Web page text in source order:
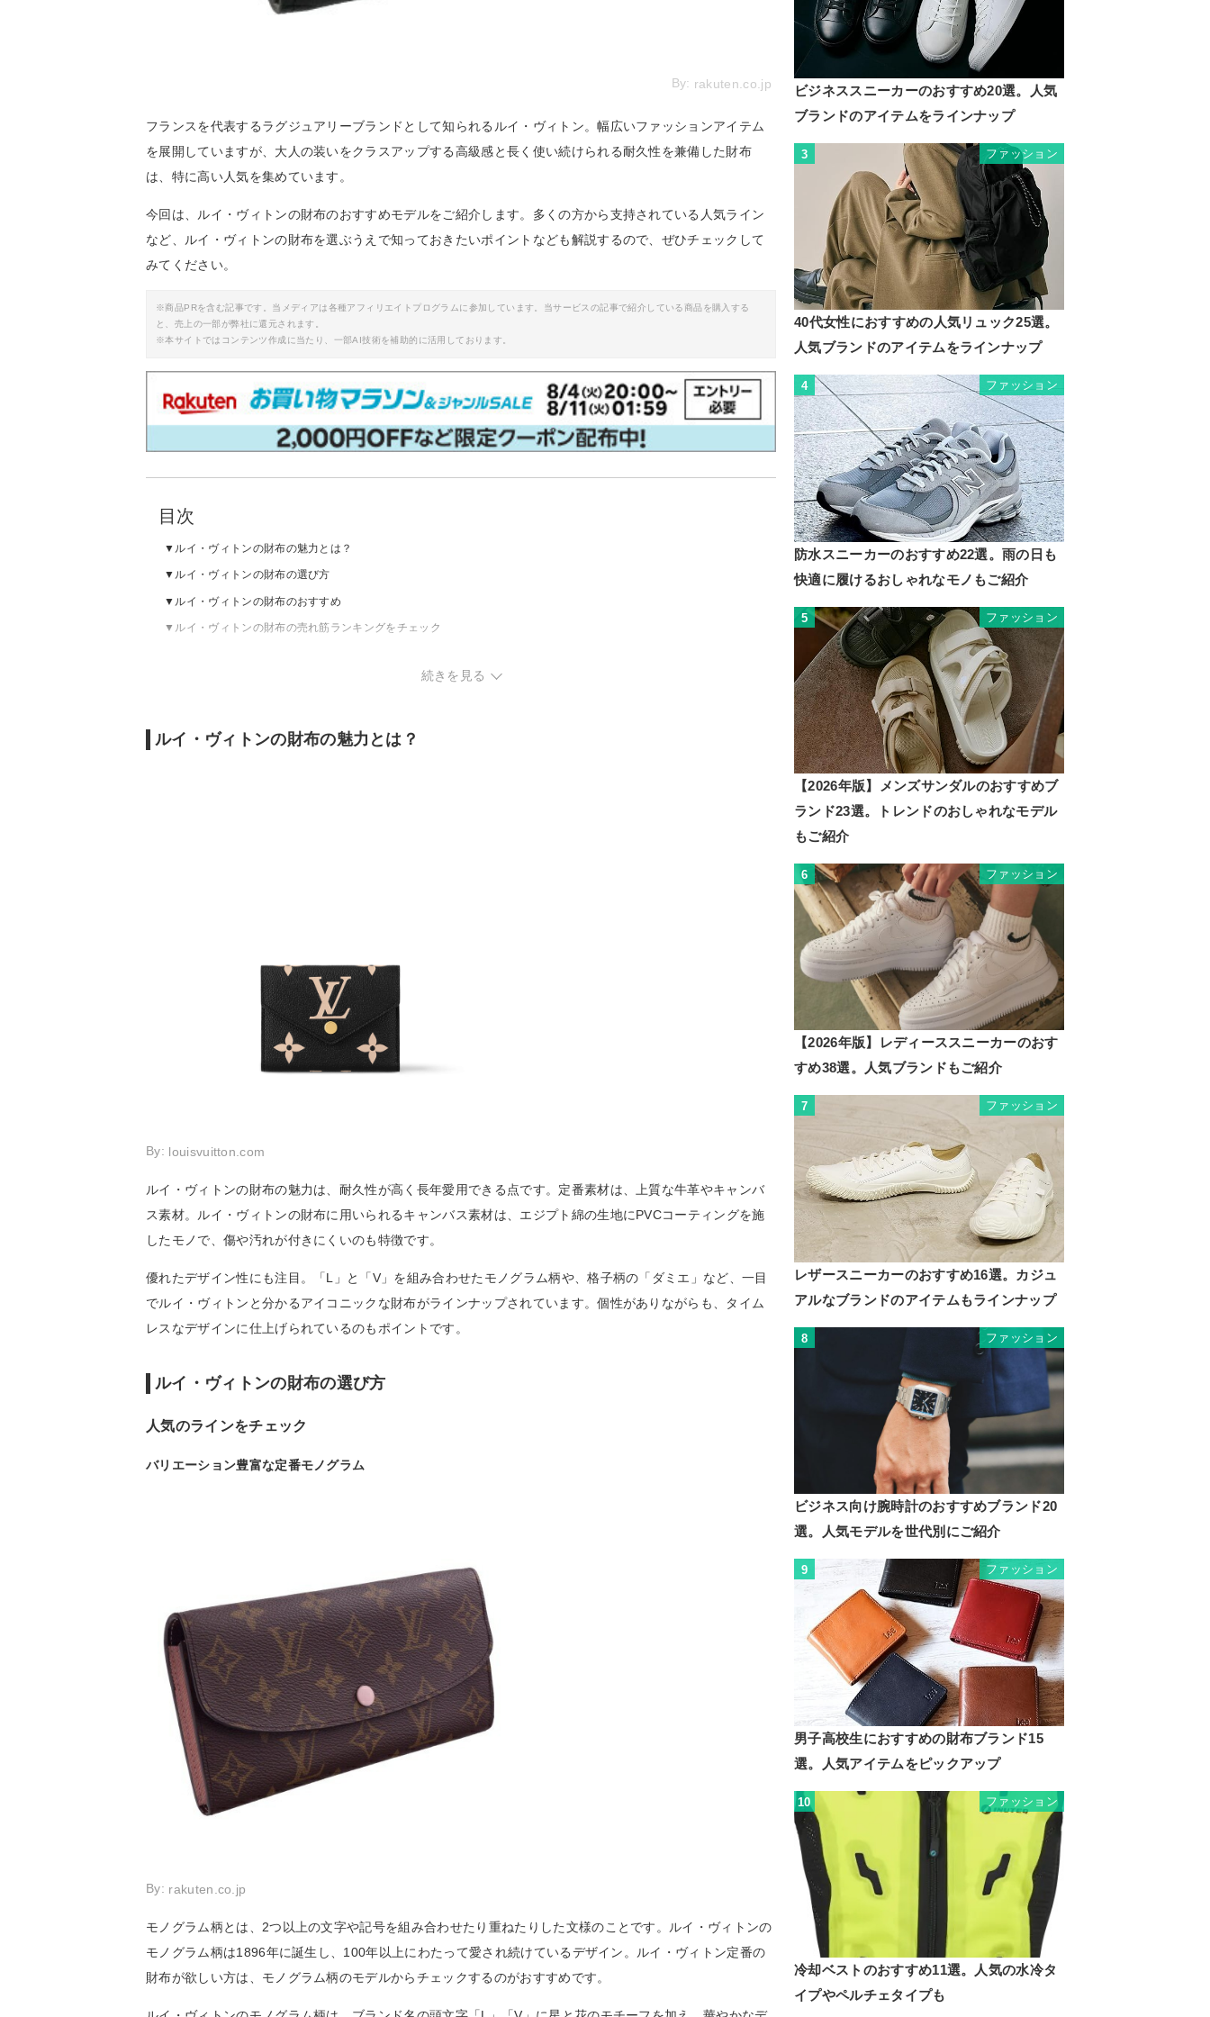
By: rakuten.co.jp
フランスを代表するラグジュアリーブランドとして知られるルイ・ヴィトン。幅広いファッションアイテム
を展開していますが、大人の装いをクラスアップする高級感と長く使い続けられる耐久性を兼備した財布
は、特に高い人気を集めています。
今回は、ルイ・ヴィトンの財布のおすすめモデルをご紹介します。多くの方から支持されている人気ライン
など、ルイ・ヴィトンの財布を選ぶうえで知っておきたいポイントなども解説するので、ぜひチェックして
みてください。
※商品PRを含む記事です。当メディアは各種アフィリエイトプログラムに参加しています。当サービスの記事で紹介している商品を購入する
と、売上の一部が弊社に還元されます。
※本サイトではコンテンツ作成に当たり、一部AI技術を補助的に活用しております。
目次
ルイ・ヴィトンの財布の魅力とは？
ルイ・ヴィトンの財布の選び方
ルイ・ヴィトンの財布のおすすめ
ルイ・ヴィトンの財布の売れ筋ランキングをチェック
続きを見る
ルイ・ヴィトンの財布の魅力とは？
By: louisvuitton.com
ルイ・ヴィトンの財布の魅力は、耐久性が高く長年愛用できる点です。定番素材は、上質な牛革やキャンバ
ス素材。ルイ・ヴィトンの財布に用いられるキャンバス素材は、エジプト綿の生地にPVCコーティングを施
したモノで、傷や汚れが付きにくいのも特徴です。
優れたデザイン性にも注目。「L」と「V」を組み合わせたモノグラム柄や、格子柄の「ダミエ」など、一目
でルイ・ヴィトンと分かるアイコニックな財布がラインナップされています。個性がありながらも、タイム
レスなデザインに仕上げられているのもポイントです。
ルイ・ヴィトンの財布の選び方
人気のラインをチェック
バリエーション豊富な定番モノグラム
By: rakuten.co.jp
モノグラム柄とは、2つ以上の文字や記号を組み合わせたり重ねたりした文様のことです。ルイ・ヴィトンの
モノグラム柄は1896年に誕生し、100年以上にわたって愛され続けているデザイン。ルイ・ヴィトン定番の
財布が欲しい方は、モノグラム柄のモデルからチェックするのがおすすめです。
ビジネススニーカーのおすすめ20選。人気
ブランドのアイテムをラインナップ
3 ファッション
40代女性におすすめの人気リュック25選。
人気ブランドのアイテムをラインナップ
4 ファッション
防水スニーカーのおすすめ22選。雨の日も
快適に履けるおしゃれなモノもご紹介
5 ファッション
【2026年版】メンズサンダルのおすすめブ
ランド23選。トレンドのおしゃれなモデル
もご紹介
6 ファッション
【2026年版】レディーススニーカーのおす
すめ38選。人気ブランドもご紹介
7 ファッション
レザースニーカーのおすすめ16選。カジュ
アルなブランドのアイテムもラインナップ
8 ファッション
ビジネス向け腕時計のおすすめブランド20
選。人気モデルを世代別にご紹介
9 ファッション
男子高校生におすすめの財布ブランド15
選。人気アイテムをピックアップ
10 ファッション
冷却ベストのおすすめ11選。人気の水冷タ
イプやペルチェタイプも